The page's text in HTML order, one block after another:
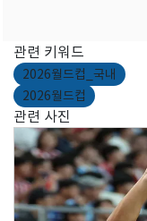
관련 키워드
2026월드컵_국내
2026월드컵
관련 사진